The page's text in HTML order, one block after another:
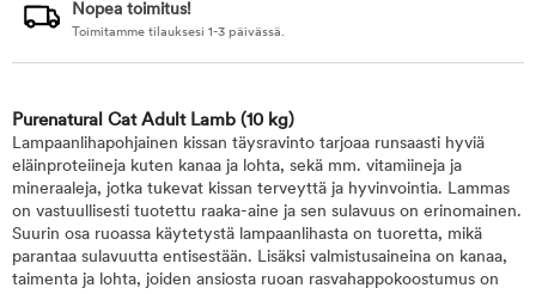
Nopea toimitus!
Toimitamme tilauksesi 1-3 päivässä.
Purenatural Cat Adult Lamb (10 kg)
Lampaanlihapohjainen kissan täysravinto tarjoaa runsaasti hyviä
eläinproteiineja kuten kanaa ja lohta, sekä mm. vitamiineja ja
mineraaleja, jotka tukevat kissan terveyttä ja hyvinvointia. Lammas
on vastuullisesti tuotettu raaka-aine ja sen sulavuus on erinomainen.
Suurin osa ruoassa käytetystä lampaanlihasta on tuoretta, mikä
parantaa sulavuutta entisestään. Lisäksi valmistusaineina on kanaa,
taimenta ja lohta, joiden ansiosta ruoan rasvahappokoostumus on